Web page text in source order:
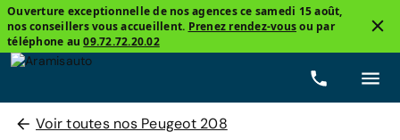
Ouverture exceptionnelle de nos agences ce samedi 15 août,
nos conseillers vous accueillent. Prenez rendez-vousou par
téléphone au09.72.72.20.02
Voir toutes nos Peugeot 208